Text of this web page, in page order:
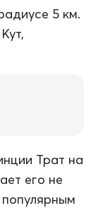
5 км.
Трат на
его не